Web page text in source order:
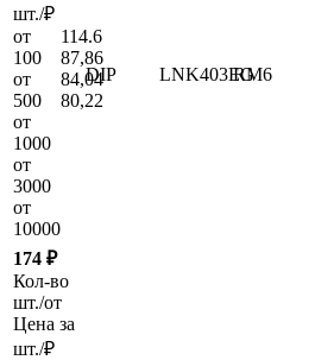
шт./₽
от
100
от
500
от
1000
от
3000
от
10000
114.6
87,86
84,04
80,22
DIP LNK403EGRM6
174 ₽
Кол-во
шт./от
Цена за
шт./₽